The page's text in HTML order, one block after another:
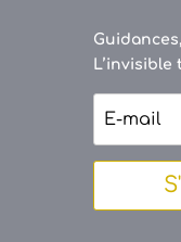
L’invisible